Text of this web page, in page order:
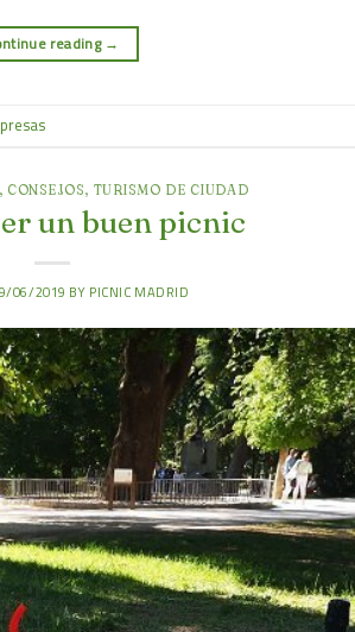
reading →
, CONSEJOS, TURISMO DE CIUDAD
un buen picnic
06/2019 BY PICNIC MADRID